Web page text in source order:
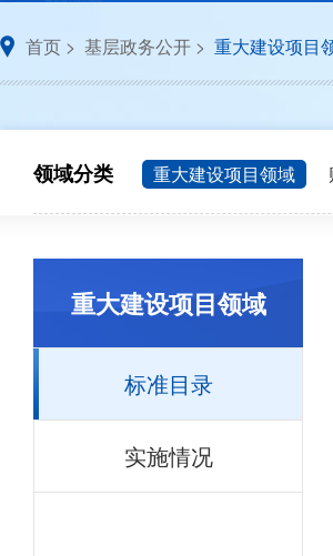
首页 > 基层政务公开 > 重大建设项目
领域分类 重大建设项目领域
重大建设项目领域
标准目录
实施情况